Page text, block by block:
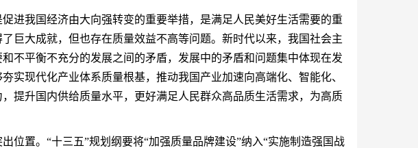
进我国经济由大向强转变的重要举措，是满足人民美好生活需要的重
巨大成就，但也存在质量效益不高等问题。新时代以来，我国社会主
不平衡不充分的发展之间的矛盾，发展中的矛盾和问题集中体现在发
实现代化产业体系质量根基，推动我国产业加速向高端化、智能化、
提升国内供给质量水平，更好满足人民群众高品质生活需求，为高质
位置。“十三五”规划纲要将“加强质量品牌建设”纳入“实施制造强国战